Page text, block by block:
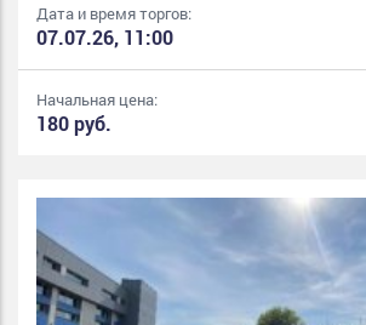
Дата и время торгов:
07.07.26, 11:00
Начальная цена:
180 руб.